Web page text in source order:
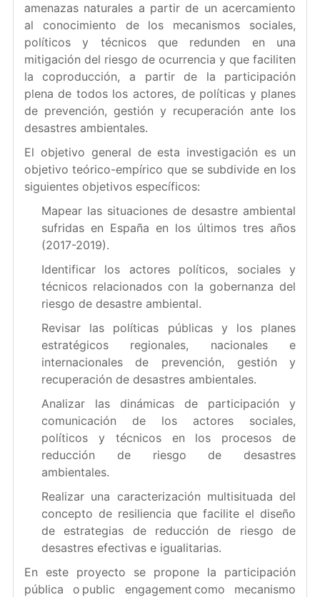
amenazas naturales a partir de un acercamiento
al conocimiento de los mecanismos sociales,
políticos y técnicos que redunden en una
mitigación del riesgo de ocurrencia y que faciliten
la coproducción, a partir de la participación
plena de todos los actores, de políticas y planes
de prevención, gestión y recuperación ante los
desastres ambientales.
El objetivo general de esta investigación es un
objetivo teórico-empírico que se subdivide en los
siguientes objetivos específicos:
Mapear las situaciones de desastre ambiental
sufridas en España en los últimos tres años
(2017-2019).
Identificar los actores políticos, sociales y
técnicos relacionados con la gobernanza del
riesgo de desastre ambiental.
Revisar las políticas públicas y los planes
estratégicos regionales, nacionales e
internacionales de prevención, gestión y
recuperación de desastres ambientales.
Analizar las dinámicas de participación y
comunicación de los actores sociales,
políticos y técnicos en los procesos de
reducción de riesgo de desastres
ambientales.
Realizar una caracterización multisituada del
concepto de resiliencia que facilite el diseño
de estrategias de reducción de riesgo de
desastres efectivas e igualitarias.
En este proyecto se propone la participación
pública o public engagement como mecanismo